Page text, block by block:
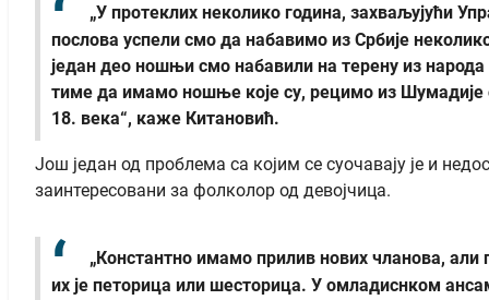
„У протеклих неколико година, захваљујући
послова успели смо да набавимо из Србије
један део ношњи смо набавили на терену из
тиме да имамо ношње које су, рецимо из Шумадије
18. века“, каже Китановић.
Још један од проблема са којим се суочавају је и
заинтересовани за фолколор од девојчица.
„Константно имамо прилив нових чланова,
их је петорица или шесторица. У омладиснком